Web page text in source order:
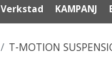
Verkstad KAMPANJ
T-MOTION